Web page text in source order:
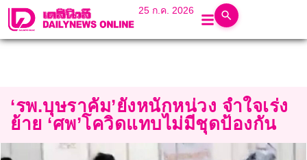
25 ก.ค. 2026
‘รพ.บุษราคัม’ยังหนักหน่วง จำใจเร่ง
ย้าย ‘ศพ’โควิดแทบไม่มีชุดป้องกัน